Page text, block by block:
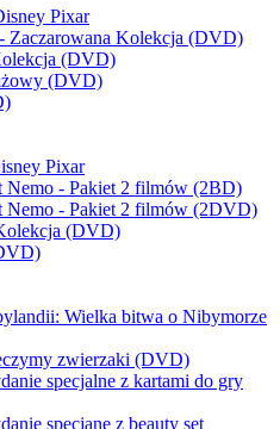
Pixar
Zaczarowana Kolekcja (DVD)
(DVD)
(DVD)
Pixar
Nemo - Pakiet 2 filmów (2BD)
Nemo - Pakiet 2 filmów (2DVD)
(DVD)
Wielka bitwa o Nibymorze
zwierzaki (DVD)
specjalne z kartami do gry
specjane z beauty set